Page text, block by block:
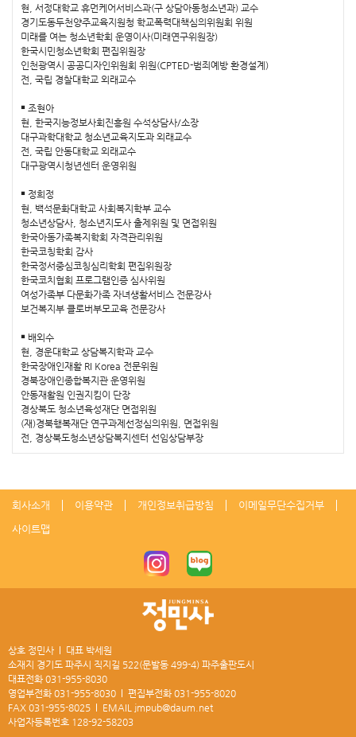
현, 서정대학교 휴먼케어서비스과(구 상담아동청소년과) 교수
경기도동두천양주교육지원청 학교폭력대책심의위원회 위원
미래를 여는 청소년학회 운영이사(미래연구위원장)
한국시민청소년학회 편집위원장
인천광역시 공공디자인위원회 위원(CPTED-범죄예방 환경설계)
전, 국립 경찰대학교 외래교수
￭ 조현아
현, 한국지능정보사회진흥원 수석상담사/소장
대구과학대학교 청소년교육지도과 외래교수
전, 국립 안동대학교 외래교수
대구광역시청년센터 운영위원
￭ 정희정
현, 백석문화대학교 사회복지학부 교수
청소년상담사, 청소년지도사 출제위원 및 면접위원
한국아동가족복지학회 자격관리위원
한국코칭학회 감사
한국정서중심코칭심리학회 편집위원장
한국코치협회 프로그램인증 심사위원
여성가족부 다문화가족 자녀생활서비스 전문강사
보건복지부 클로버부모교육 전문강사
￭ 배외수
현, 경운대학교 상담복지학과 교수
한국장애인재활 RI Korea 전문위원
경북장애인종합복지관 운영위원
안동재활원 인권지킴이 단장
경상북도 청소년육성재단 면접위원
(재)경북행복재단 연구과제선정심의위원, 면접위원
전, 경상북도청소년상담복지센터 선임상담부장
회사소개 이용약관 개인정보취급방침
이메일무단수집거부
사이트맵
상호 정민사
대표 박세원
소재지 경기도 파주시 직지길 522(문발동 499-4) 파주출판도시
대표전화 031-955-8030
영업부전화 031-955-8030 편집부전화 031-955-8020
FAX 031-955-8025 EMAIL jmpub@daum.net
사업자등록번호 128-92-58203